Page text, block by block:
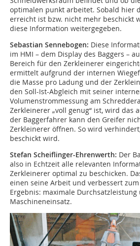
optimalen punkt arbeitet. Sobald hier
erreicht ist bzw. nicht mehr beschickt
diese Information weitergegeben.
Sebastian Sennebogen: Diese
im HMI – dem Display des Baggers –
Bereich für den Zerkleinerer
ermittelt aufgrund der internen
die Masse pro Ladung und der
den Soll-Ist-Abgleich mit seiner
Volumenstrommessung am
Zerkleinerer „voll genug“ ist, wird das
der Baggerfahrer kann den Greifer
Zerkleinerer öffnen. So wird
beschickt wird.
Stefan Scheiflinger-Ehrenwerth: Der
also in Echtzeit alle relevanten
Zerkleinerer optimal zu beschicken.
einen seine Arbeit und verbessert
Ergebnis: maximale
Maschineneinsatz.